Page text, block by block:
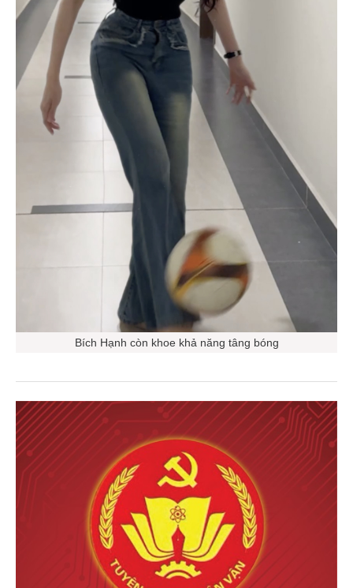
Bích Hạnh còn khoe khả năng tâng bóng